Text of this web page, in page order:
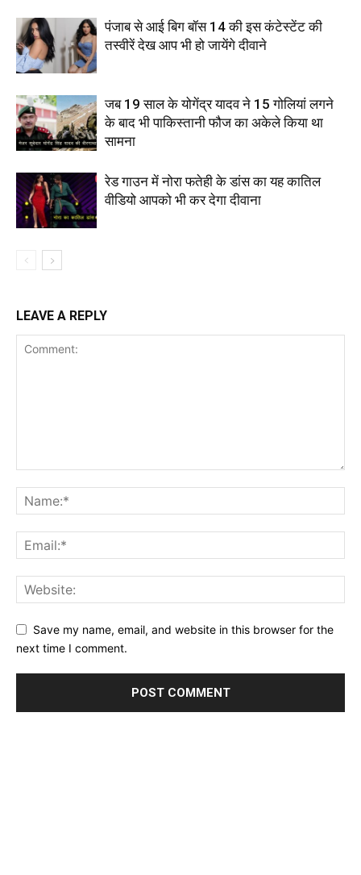
पंजाब से आई बिग बॉस 14 की इस कंटेस्टेंट की
तस्वीरें देख आप भी हो जायेंगे दीवाने
जब 19 साल के योगेंद्र यादव ने 15 गोलियां लगने
के बाद भी पाकिस्तानी फौज का अकेले किया था
सामना
रेड गाउन में नोरा फतेही के डांस का यह कातिल
वीडियो आपको भी कर देगा दीवाना
LEAVE A REPLY
Save my name, email, and website in this browser for the
next time I comment.